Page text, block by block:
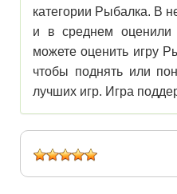
категории Рыбалка. В
и в среднем
можете оценить игру
чтобы поднять или
лучших игр. Игра